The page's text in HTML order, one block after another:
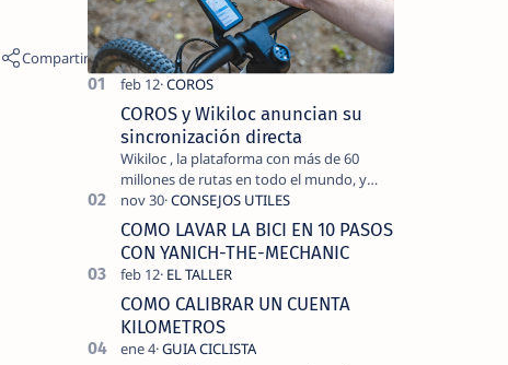
COROS y Wikiloc anuncian su
sincronización directa
Wikiloc , la plataforma con más de 60
millones de rutas en todo el mundo, y
COROS , marca de dispositivos GPS
reconocida mundialmente por su
tecnolo…
COMO LAVAR LA BICI EN 10 PASOS
CON YANICH-THE-MECHANIC
COMO CALIBRAR UN CUENTA
KILOMETROS